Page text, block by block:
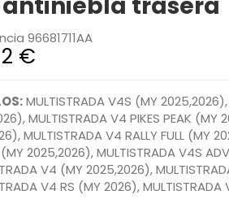
96681711AA
€
MULTISTRADA V4S (MY
MULTISTRADA V4 PIKES PEAK (MY
MULTISTRADA V4 RALLY FULL (MY
2025,2026), MULTISTRADA V4S
V4 (MY 2025,2026),
V4 RS (MY 2026),